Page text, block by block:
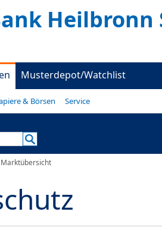
Heilbronn
Musterdepot/Watchlist
& Börsen Service
Marktübersicht